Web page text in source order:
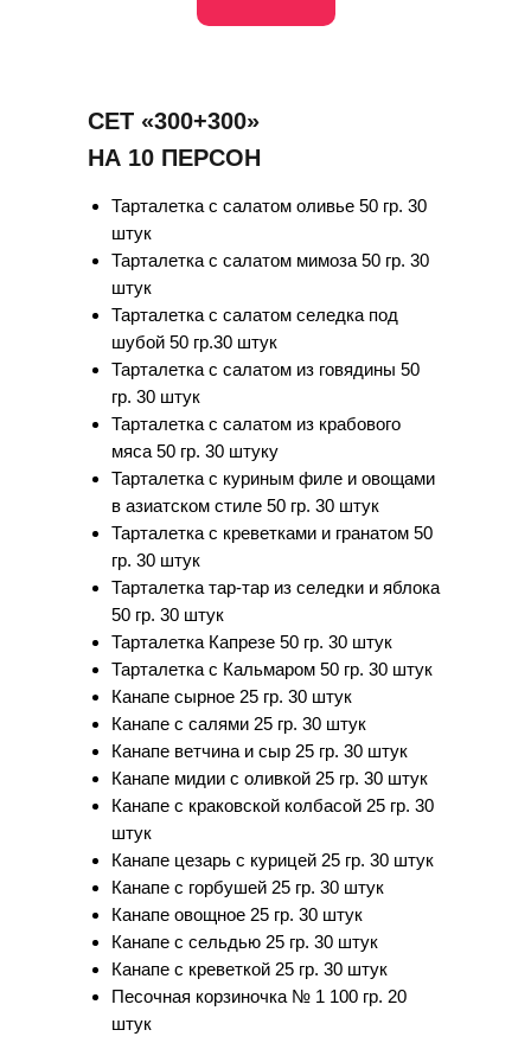
СЕТ «300+300»
НА 10 ПЕРСОН
Тарталетка с салатом оливье 50 гр. 30
штук
Тарталетка с салатом мимоза 50 гр. 30
штук
Тарталетка с салатом селедка под
шубой 50 гр.30 штук
Тарталетка с салатом из говядины 50
гр. 30 штук
Тарталетка с салатом из крабового
мяса 50 гр. 30 штуку
Тарталетка с куриным филе и овощами
в азиатском стиле 50 гр. 30 штук
Тарталетка с креветками и гранатом 50
гр. 30 штук
Тарталетка тар-тар из селедки и яблока
50 гр. 30 штук
Тарталетка Капрезе 50 гр. 30 штук
Тарталетка с Кальмаром 50 гр. 30 штук
Канапе сырное 25 гр. 30 штук
Канапе с салями 25 гр. 30 штук
Канапе ветчина и сыр 25 гр. 30 штук
Канапе мидии с оливкой 25 гр. 30 штук
Канапе с краковской колбасой 25 гр. 30
штук
Канапе цезарь с курицей 25 гр. 30 штук
Канапе с горбушей 25 гр. 30 штук
Канапе овощное 25 гр. 30 штук
Канапе с сельдью 25 гр. 30 штук
Канапе с креветкой 25 гр. 30 штук
Песочная корзиночка № 1 100 гр. 20
штук